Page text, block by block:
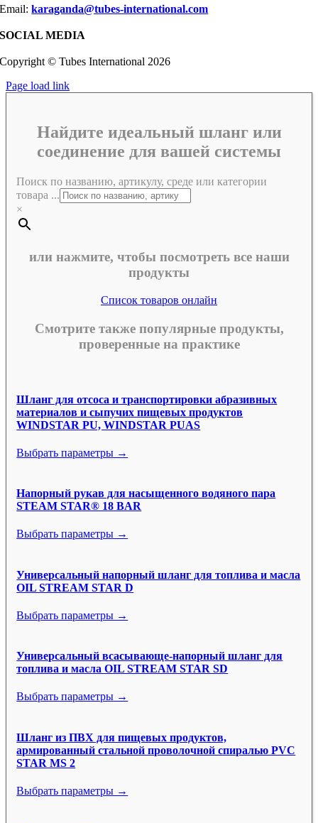
Email:karaganda@tubes-international.com
SOCIAL MEDIA
Copyright © Tubes International 2026
Page load link
Найдите идеальный шланг или
соединение для вашей системы
Поиск по названию, артикулу, среде или категории
товара ...
×
или нажмите, чтобы посмотреть все наши
продукты
Список товаров онлайн
Смотрите также популярные продукты,
проверенные на практике
Шланг для отсоса и транспортировки абразивных
материалов и сыпучих пищевых продуктов
WINDSTAR PU, WINDSTAR PUAS
Выбрать параметры →
Напорный рукав для насыщенного водяного пара
STEAM STAR® 18 BAR
Выбрать параметры →
Универсальный напорный шланг для топлива и масла
OIL STREAM STAR D
Выбрать параметры →
Универсальный всасывающе-напорный шланг для
топлива и масла OIL STREAM STAR SD
Выбрать параметры →
Шланг из ПВХ для пищевых продуктов,
армированный стальной проволочной спиралью PVC
STAR MS 2
Выбрать параметры →